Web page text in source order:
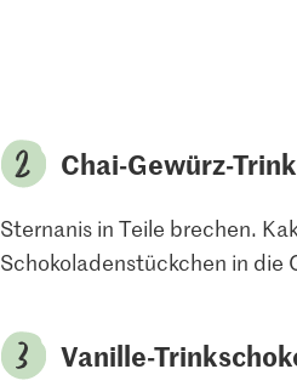
Chai-Gewürz-
Sternanis in Teile brechen.
Schokoladenstückchen in die
Vanille-